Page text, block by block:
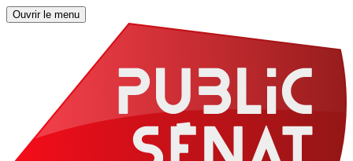
Ouvrir le menu